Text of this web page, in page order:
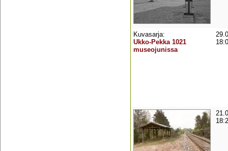
Kuvasarja:
Ukko-Pekka 1021
museojunissa